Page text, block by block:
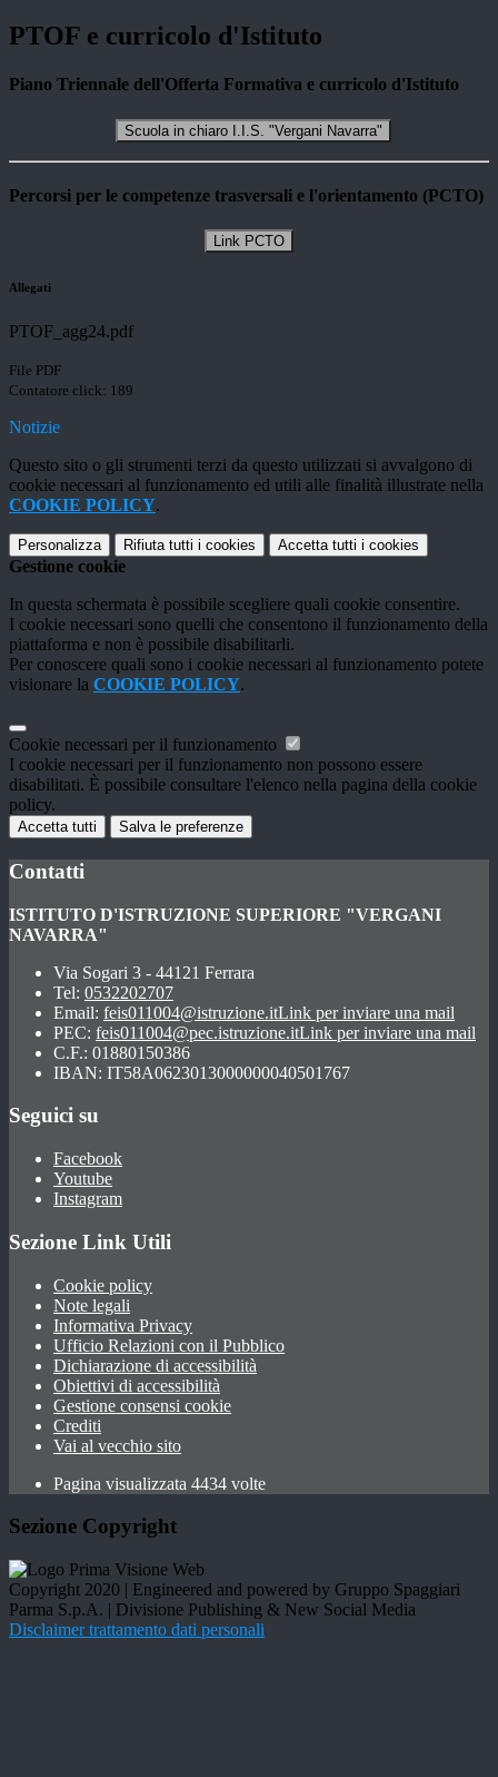
PTOF e curricolo d'Istituto
Piano Triennale dell'Offerta Formativa e curricolo d'Istituto
Scuola in chiaro I.I.S. "Vergani Navarra"
Percorsi per le competenze trasversali e l'orientamento (PCTO)
Link PCTO
Allegati
PTOF_agg24.pdf
File PDF
Contatore click: 189
Notizie
Questo sito o gli strumenti terzi da questo utilizzati si avvalgono di
cookie necessari al funzionamento ed utili alle finalità illustrate nella
COOKIE POLICY.
Personalizza Rifiuta tutti i cookies Accetta tutti i cookies
Gestione cookie
In questa schermata è possibile scegliere quali cookie consentire.
I cookie necessari sono quelli che consentono il funzionamento della
piattaforma e non è possibile disabilitarli.
Per conoscere quali sono i cookie necessari al funzionamento potete
visionare la COOKIE POLICY.
Cookie necessari per il funzionamento
I cookie necessari per il funzionamento non possono essere
disabilitati. È possibile consultare l'elenco nella pagina della cookie
policy.
Accetta tutti Salva le preferenze
Contatti
ISTITUTO D'ISTRUZIONE SUPERIORE "VERGANI
NAVARRA"
Via Sogari 3 - 44121 Ferrara
Tel: 0532202707
Email: feis011004@istruzione.itLink per inviare una mail
PEC: feis011004@pec.istruzione.itLink per inviare una mail
C.F.: 01880150386
IBAN: IT58A0623013000000040501767
Seguici su
Facebook
Youtube
Instagram
Sezione Link Utili
Cookie policy
Note legali
Informativa Privacy
Ufficio Relazioni con il Pubblico
Dichiarazione di accessibilità
Obiettivi di accessibilità
Gestione consensi cookie
Crediti
Vai al vecchio sito
Pagina visualizzata 4434 volte
Sezione Copyright
Copyright 2020 | Engineered and powered by Gruppo Spaggiari
Parma S.p.A. | Divisione Publishing & New Social Media
Disclaimer trattamento dati personali